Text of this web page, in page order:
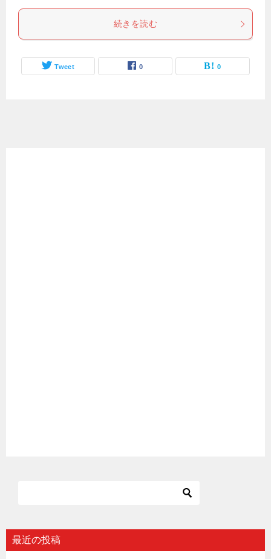
続きを読む
Tweet 0 0
最近の投稿